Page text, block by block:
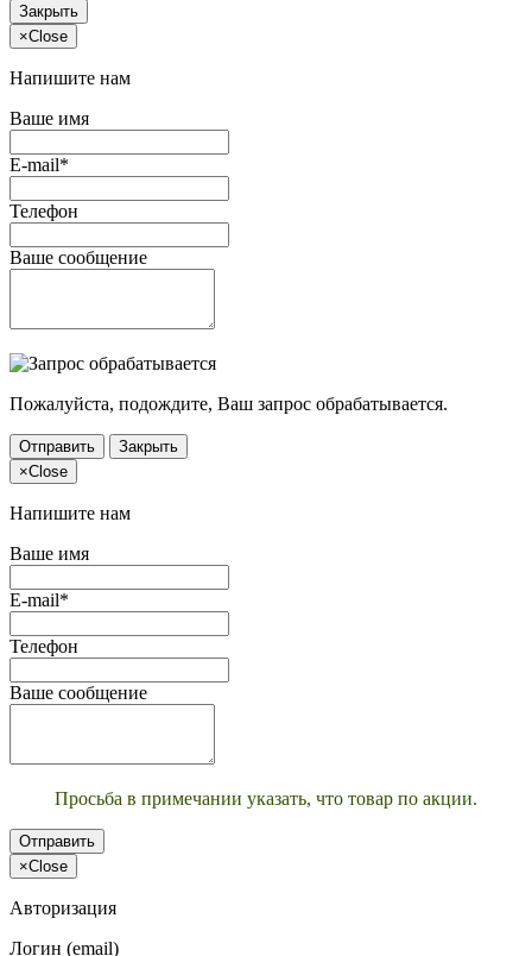
Закрыть
×Close
Напишите нам
Ваше имя
E-mail*
Телефон
Ваше сообщение
Пожалуйста, подождите, Ваш запрос обрабатывается.
Отправить
Закрыть
×Close
Напишите нам
Ваше имя
E-mail*
Телефон
Ваше сообщение
Просьба в примечании указать, что товар по акции.
Отправить
×Close
Авторизация
Логин (email)